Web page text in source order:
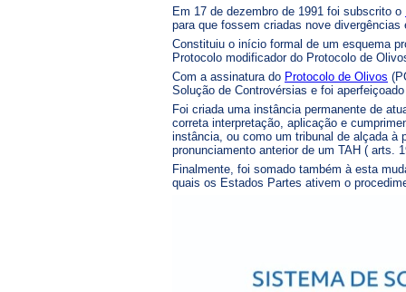
Em 17 de dezembro de 1991 foi subscrito o
para que fossem criadas nove
Constituiu o início formal de um esquema
Protocolo modificador do Protocolo de
Com a assinatura do Protocolo de Olivos
Solução de Controvérsias e foi
Foi criada uma instância permanente de
correta interpretação, aplicação e
instância, ou como um tribunal de alçada à
pronunciamento anterior de um TAH ( arts.
Finalmente, foi somado também à esta
quais os Estados Partes ativem o